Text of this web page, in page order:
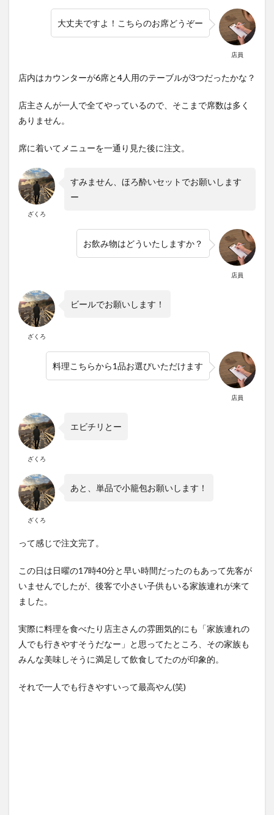
店員
大丈夫ですよ！こちらのお席どうぞー
店内はカウンターが6席と4人用のテーブルが3つだったかな？
店主さんが一人で全てやっているので、そこまで席数は多く
ありません。
席に着いてメニューを一通り見た後に注文。
ざくろ
すみません、ほろ酔いセットでお願いします
ー
店員
お飲み物はどういたしますか？
ざくろ
ビールでお願いします！
店員
料理こちらから1品お選びいただけます
ざくろ
エビチリとー
ざくろ
あと、単品で小籠包お願いします！
って感じで注文完了。
この日は日曜の17時40分と早い時間だったのもあって先客が
いませんでしたが、後客で小さい子供もいる家族連れが来て
ました。
実際に料理を食べたり店主さんの雰囲気的にも「家族連れの
人でも行きやすそうだなー」と思ってたところ、その家族も
みんな美味しそうに満足して飲食してたのが印象的。
それで一人でも行きやすいって最高やん(笑)